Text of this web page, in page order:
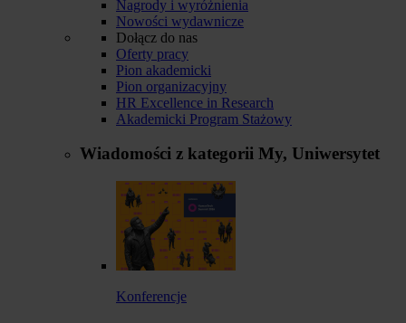
Nagrody i wyróżnienia
Nowości wydawnicze
Dołącz do nas
Oferty pracy
Pion akademicki
Pion organizacyjny
HR Excellence in Research
Akademicki Program Stażowy
Wiadomości z kategorii My, Uniwersytet
Konferencje